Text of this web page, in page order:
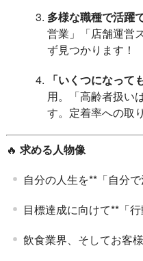
多様な職種で活躍
営業」「店舗運営
ず見つかります！
「いくつになって
用。「高齢者扱い
す。定着率への取
🔥 求める人物像
自分の人生を**「自分
目標達成に向けて**「
飲食業界、そしてお客